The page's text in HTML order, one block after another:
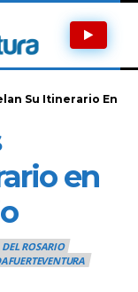
Su Itinerario En
en
DEL ROSARIO